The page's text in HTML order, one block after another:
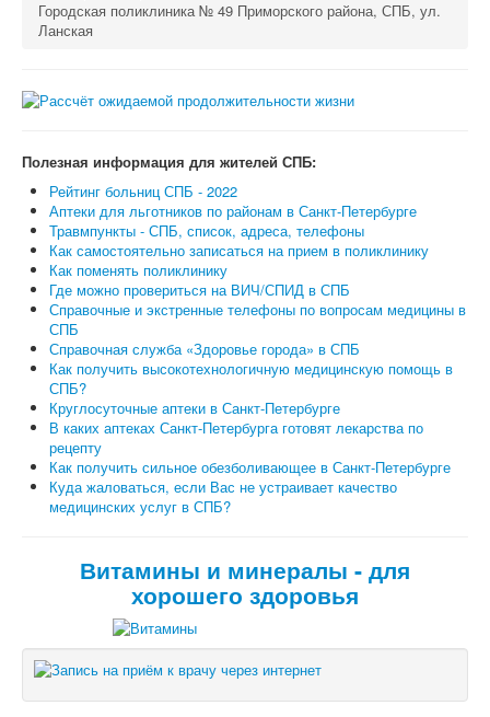
Городская поликлиника № 49 Приморского района, СПБ, ул.
Ланская
Полезная информация для жителей СПБ:
Рейтинг больниц СПБ - 2022
Аптеки для льготников по районам в Санкт-Петербурге
Травмпункты - СПБ, список, адреса, телефоны
Как самостоятельно записаться на прием в поликлинику
Как поменять поликлинику
Где можно провериться на ВИЧ/СПИД в СПБ
Справочные и экстренные телефоны по вопросам медицины в
СПБ
Справочная служба «Здоровье города» в СПБ
Как получить высокотехнологичную медицинскую помощь в
СПБ?
Круглосуточные аптеки в Санкт-Петербурге
В каких аптеках Санкт-Петербурга готовят лекарства по
рецепту
Как получить сильное обезболивающее в Санкт-Петербурге
Куда жаловаться, если Вас не устраивает качество
медицинских услуг в СПБ?
Витамины и минералы - для
хорошего здоровья